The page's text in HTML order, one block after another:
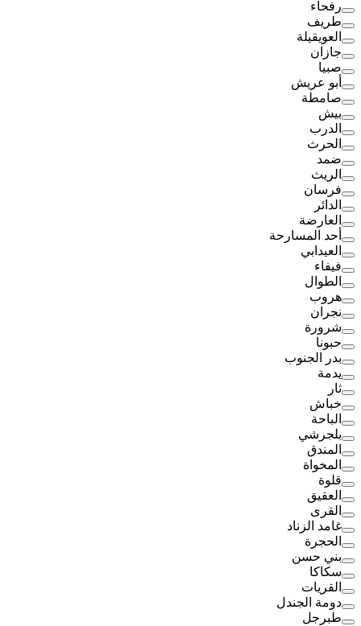
رفحاء
طريف
العويقيلة
جازان
صبيا
أبو عريش
صامطة
بيش
الدرب
الحرث
ضمد
الريث
فرسان
الدائر
العارضة
أحد المسارحة
العيدابي
فيفاء
الطوال
هروب
نجران
شرورة
حبونا
بدر الجنوب
يدمة
ثار
خباش
الباحة
بلجرشي
المندق
المخواة
قلوة
العقيق
القرى
غامد الزناد
الحجرة
بني حسن
سكاكا
القريات
دومة الجندل
طبرجل